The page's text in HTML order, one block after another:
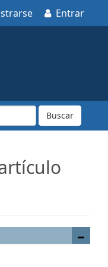
Entrar
Buscar